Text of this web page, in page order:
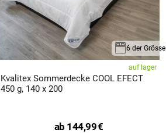
6 der Grösse
auf lager
Kvalitex Sommerdecke COOL EFECT
450 g, 140 x 200
ab 144,99€